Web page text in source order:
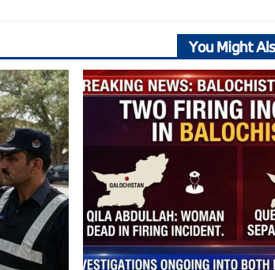
You Might